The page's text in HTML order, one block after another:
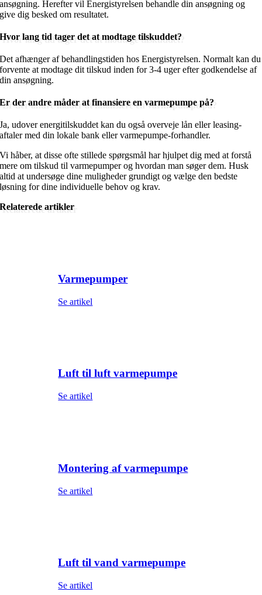
ansøgning. Herefter vil Energistyrelsen behandle din ansøgning og
give dig besked om resultatet.
Hvor lang tid tager det at modtage tilskuddet?
Det afhænger af behandlingstiden hos Energistyrelsen. Normalt kan du
forvente at modtage dit tilskud inden for 3-4 uger efter godkendelse af
din ansøgning.
Er der andre måder at finansiere en varmepumpe på?
Ja, udover energitilskuddet kan du også overveje lån eller leasing-
aftaler med din lokale bank eller varmepumpe-forhandler.
Vi håber, at disse ofte stillede spørgsmål har hjulpet dig med at forstå
mere om tilskud til varmepumper og hvordan man søger dem. Husk
altid at undersøge dine muligheder grundigt og vælge den bedste
løsning for dine individuelle behov og krav.
Relaterede artikler
Varmepumper
Se artikel
Luft til luft varmepumpe
Se artikel
Montering af varmepumpe
Se artikel
Luft til vand varmepumpe
Se artikel